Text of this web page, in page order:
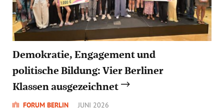
Demokratie, Engagement und
politische Bildung: Vier Berliner
Klassen ausgezeichnet
FORUM BERLIN JUNI 2026